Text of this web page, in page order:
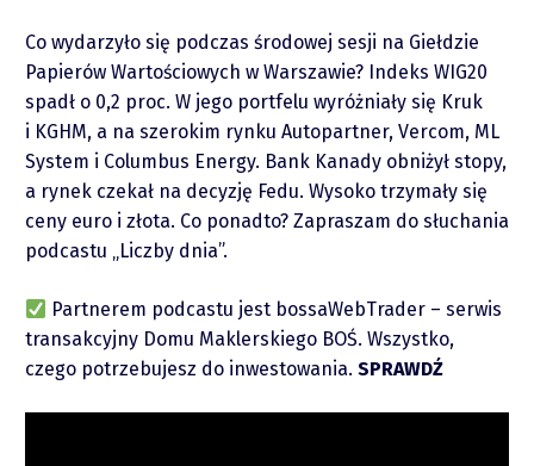
Wsparcie
Raporty
Podcasty
Co wydarzyło się podczas środowej sesji na Giełdzie
Papierów Wartościowych w Warszawie? Indeks WIG20
spadł o 0,2 proc. W jego portfelu wyróżniały się Kruk
i KGHM, a na szerokim rynku Autopartner, Vercom, ML
System i Columbus Energy. Bank Kanady obniżył stopy,
a rynek czekał na decyzję Fedu. Wysoko trzymały się
ceny euro i złota. Co ponadto? Zapraszam do słuchania
podcastu „Liczby dnia”.
Partnerem podcastu jest bossaWebTrader – serwis
transakcyjny Domu Maklerskiego BOŚ. Wszystko,
czego potrzebujesz do inwestowania. SPRAWDŹ